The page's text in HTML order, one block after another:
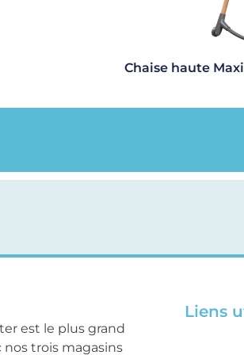
Chaise haute
est le plus grand
trois magasins
Liens